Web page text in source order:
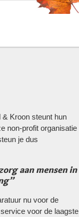
Kroon steunt hun
non-profit organisatie
je dus
aan mensen in
nu voor de
voor de laagste